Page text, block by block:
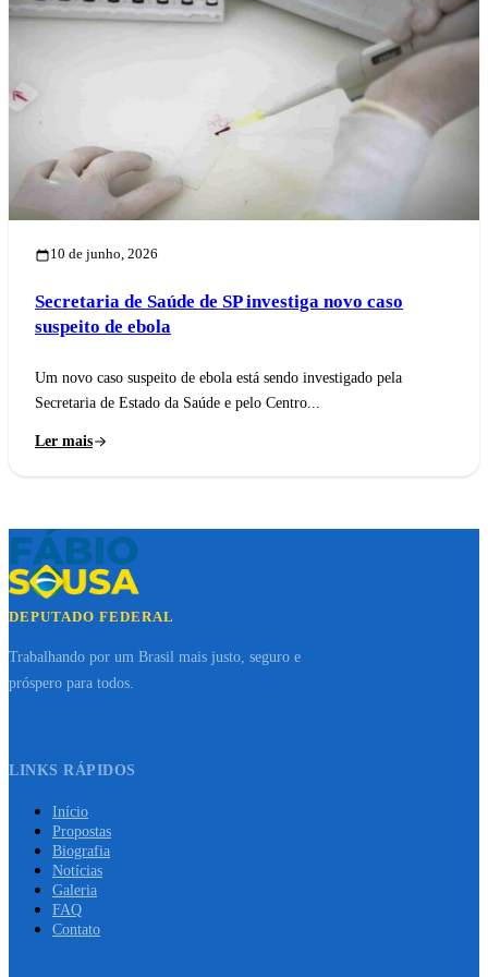
10 de junho, 2026
Secretaria de Saúde de SP investiga novo caso
suspeito de ebola
Um novo caso suspeito de ebola está sendo investigado pela
Secretaria de Estado da Saúde e pelo Centro...
Ler mais
DEPUTADO FEDERAL
Trabalhando por um Brasil mais justo, seguro e
próspero para todos.
LINKS RÁPIDOS
Início
Propostas
Biografia
Notícias
Galeria
FAQ
Contato